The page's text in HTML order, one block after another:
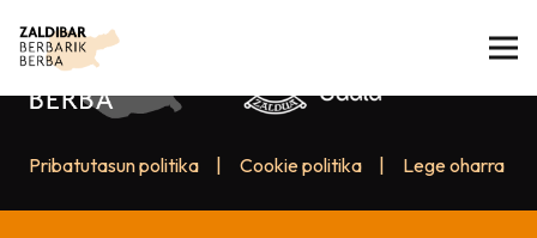
Pribatutasun politika Cookie politika Lege oharra